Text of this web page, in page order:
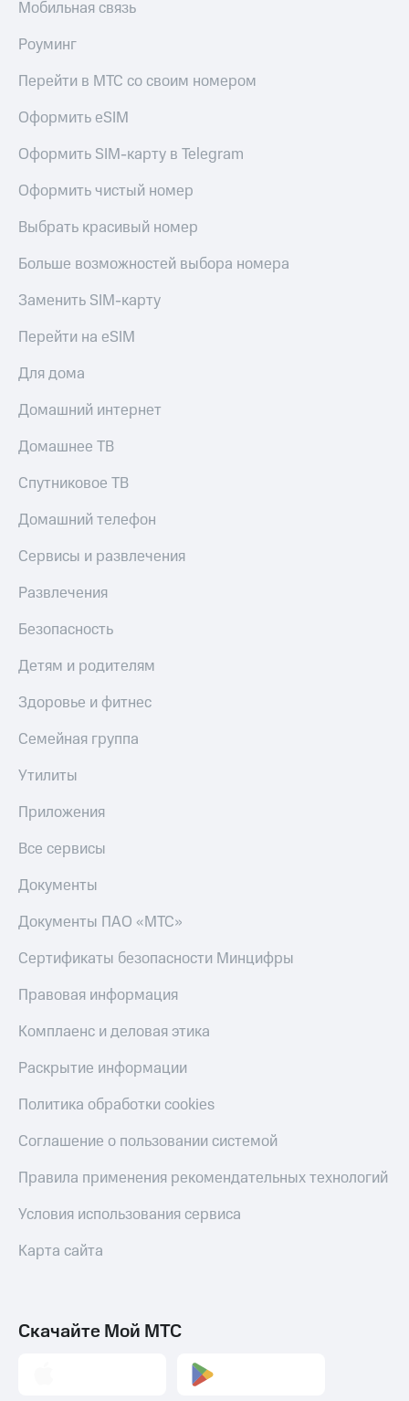
Мобильная связь
Роуминг
Перейти в МТС со своим номером
Оформить eSIM
Оформить SIM-карту в Telegram
Оформить чистый номер
Выбрать красивый номер
Больше возможностей выбора номера
Заменить SIM-карту
Перейти на eSIM
Для дома
Домашний интернет
Домашнее ТВ
Спутниковое ТВ
Домашний телефон
Сервисы и развлечения
Развлечения
Безопасность
Детям и родителям
Здоровье и фитнес
Семейная группа
Утилиты
Приложения
Все сервисы
Документы
Документы ПАО «МТС»
Сертификаты безопасности Минцифры
Правовая информация
Комплаенс и деловая этика
Раскрытие информации
Политика обработки cookies
Соглашение о пользовании системой
Правила применения рекомендательных технологий
Условия использования сервиса
Карта сайта
Скачайте Мой МТС